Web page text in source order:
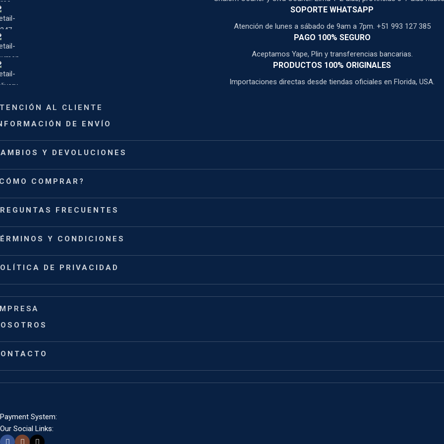
SOPORTE WHATSAPP
Atención de lunes a sábado de 9am a 7pm. +51 993 127 385
PAGO 100% SEGURO
Aceptamos Yape, Plin y transferencias bancarias.
PRODUCTOS 100% ORIGINALES
Importaciones directas desde tiendas oficiales en Florida, USA.
AL CLIENTE
DE ENVÍO
Y DEVOLUCIONES
COMPRAR?
FRECUENTES
Y CONDICIONES
DE PRIVACIDAD
Payment System:
Our Social Links: